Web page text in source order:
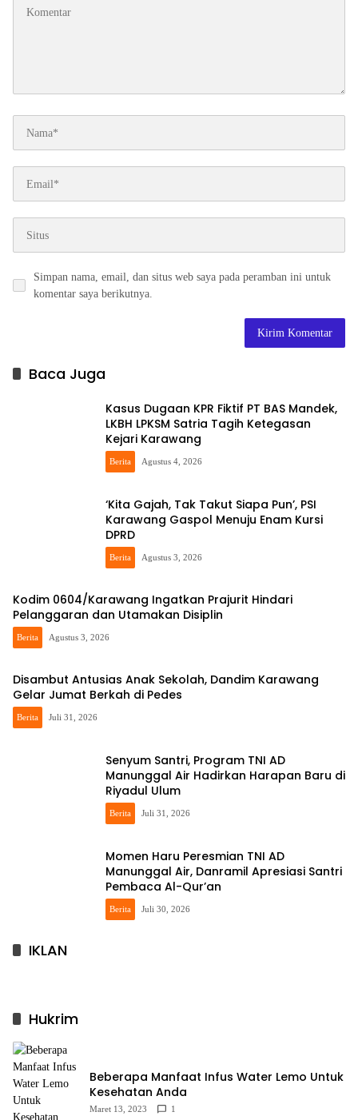
Simpan nama, email, dan situs web saya pada peramban ini untuk
komentar saya berikutnya.
Baca Juga
Kasus Dugaan KPR Fiktif PT BAS Mandek,
LKBH LPKSM Satria Tagih Ketegasan
Kejari Karawang
Berita Agustus 4, 2026
‘Kita Gajah, Tak Takut Siapa Pun’, PSI
Karawang Gaspol Menuju Enam Kursi
DPRD
Berita Agustus 3, 2026
Kodim 0604/Karawang Ingatkan Prajurit Hindari
Pelanggaran dan Utamakan Disiplin
Berita Agustus 3, 2026
Disambut Antusias Anak Sekolah, Dandim Karawang
Gelar Jumat Berkah di Pedes
Berita Juli 31, 2026
Senyum Santri, Program TNI AD
Manunggal Air Hadirkan Harapan Baru di
Riyadul Ulum
Berita Juli 31, 2026
Momen Haru Peresmian TNI AD
Manunggal Air, Danramil Apresiasi Santri
Pembaca Al-Qur’an
Berita Juli 30, 2026
IKLAN
Hukrim
Beberapa Manfaat Infus Water Lemo Untuk
Kesehatan Anda
Maret 13, 2023 1